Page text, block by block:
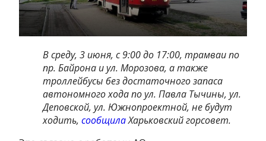
В среду, 3 июня, с 9:00 до 17:00, трамваи по
пр. Байрона и ул. Морозова, а также
троллейбусы без достаточного запаса
автономного хода по ул. Павла Тычины, ул.
Деповской, ул. Южнопроектной, не будут
ходить,сообщилаХарьковский горсовет.